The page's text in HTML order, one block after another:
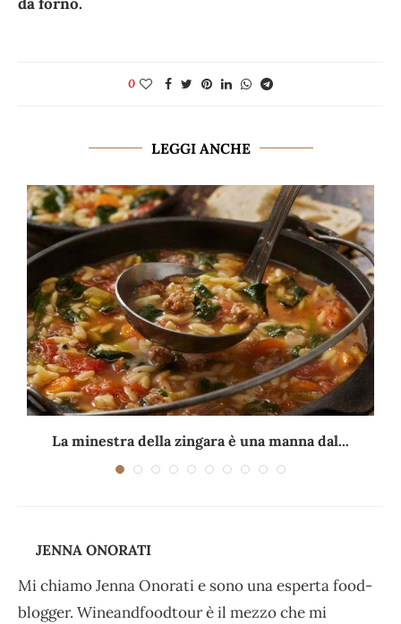
0
LEGGI ANCHE
La minestra della zingara è una manna dal...
JENNA ONORATI
Mi chiamo Jenna Onorati e sono una esperta food-
blogger. Wineandfoodtour è il mezzo che mi